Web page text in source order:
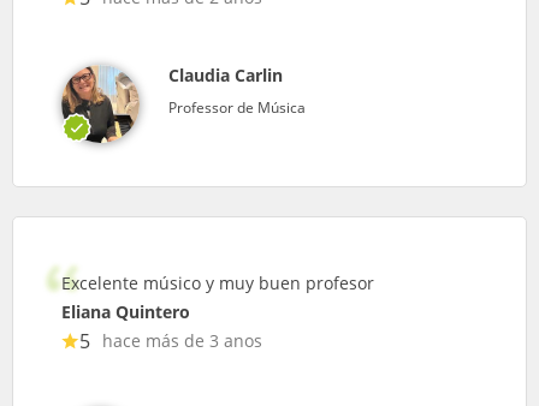
Claudia Carlin
Professor de Música
Excelente músico y muy buen profesor
Eliana Quintero
5 hace más de 3 anos